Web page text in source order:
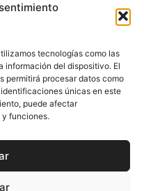
tecnologías como las
información del dispositivo. El
permitirá procesar datos como
únicas en este
puede afectar
funciones.
€